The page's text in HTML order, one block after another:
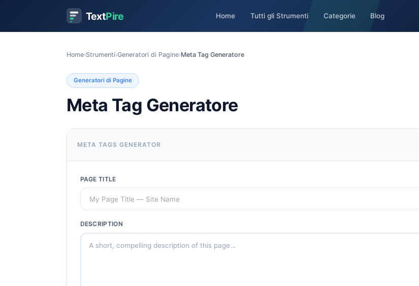
TextPire Home Tutti gli Strumenti Categorie Blog
Home›Strumenti›Generatori di Pagine›Meta Tag Generatore
Generatori di Pagine
Meta Tag Generatore
META TAGS GENERATOR
PAGE TITLE
DESCRIPTION